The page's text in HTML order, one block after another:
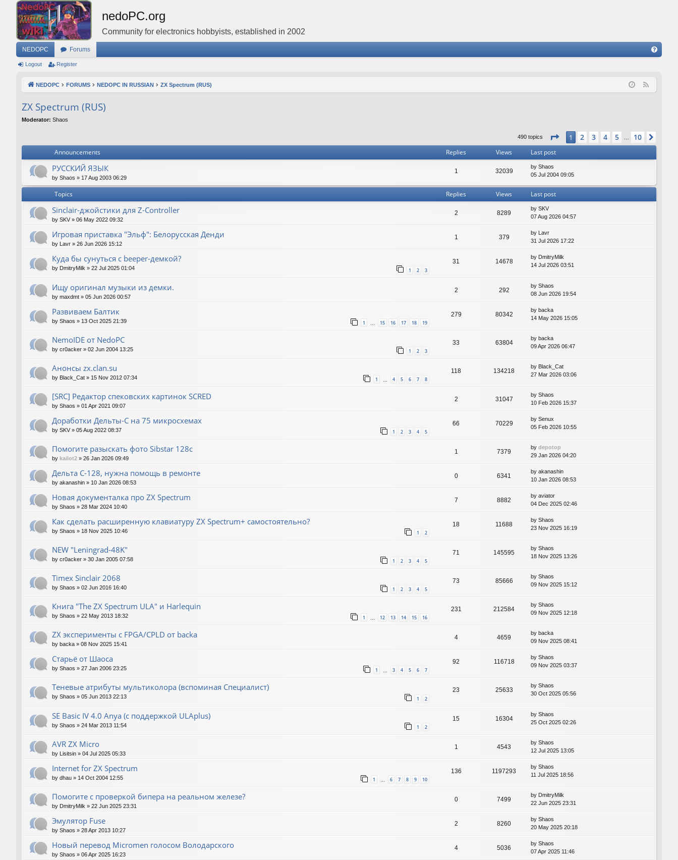
nedoPC.org
Community for electronics hobbyists, established in 2002
NEDOPC Forums
Q
Logout Register
NEDOPC FORUMS NEDOPC IN RUSSIAN ZX Spectrum (RUS)
ZX Spectrum (RUS)
Moderator: Shaos
490 topics Page 1of10
1 2 3 4 5 … 10
Announcements Replies Views Last post
РУССКИЙ ЯЗЫК
by Shaos » 17 Aug 2003 06:29
1 32039
by Shaos
05 Jul 2004 09:05
Topics Replies Views Last post
Sinclair-джойстики для Z-Controller
by SKV » 06 May 2022 09:32
2 8289
by SKV
07 Aug 2026 04:57
Игровая приставка "Эльф": Белорусская Денди
by Lavr » 26 Jun 2026 15:12
1 379
by Lavr
31 Jul 2026 17:22
Куда бы сунуться с beeper-демкой?
by DmitryMilk » 22 Jul 2025 01:04 1 2 3
31 14678
by DmitryMilk
14 Jul 2026 03:51
Ищу оригинал музыки из демки.
by maxdmt » 05 Jun 2026 00:57
2 292
by Shaos
08 Jun 2026 19:54
Развиваем Балтик
by Shaos » 13 Oct 2025 21:39 1 15 16 17 18 19
279 80342
by backa
14 May 2026 15:05
NemoIDE от NedoPC
by cr0acker » 02 Jun 2004 13:25 1 2 3
33 63804
by backa
09 Apr 2026 06:47
Анонсы zx.clan.su
by Black_Cat » 15 Nov 2012 07:34 1 4 5 6 7 8
118 134218
by Black_Cat
27 Mar 2026 03:06
[SRC] Редактор спековских картинок SCRED
by Shaos » 01 Apr 2021 09:07
2 31047
by Shaos
10 Feb 2026 15:37
Доработки Дельты-С на 75 микросхемах
by SKV » 05 Aug 2022 08:37 1 2 3 4 5
66 70229
by Senux
05 Feb 2026 10:55
Помогите разыскать фото Sibstar 128с
by kailot2 » 26 Jan 2026 09:49
1 7379
by depotop
29 Jan 2026 04:20
Дельта С-128, нужна помощь в ремонте
by akanashin » 10 Jan 2026 08:53
0 6341
by akanashin
10 Jan 2026 08:53
Новая документалка про ZX Spectrum
by Shaos » 28 Mar 2024 10:40
7 8882
by aviator
04 Dec 2025 02:46
Как сделать расширенную клавиатуру ZX Spectrum+ самостоятельно?
by Shaos » 18 Nov 2025 10:46 1 2
18 11688
by Shaos
23 Nov 2025 16:19
NEW "Leningrad-48K"
by cr0acker » 30 Jan 2005 07:58 1 2 3 4 5
71 145595
by Shaos
18 Nov 2025 13:26
Timex Sinclair 2068
by Shaos » 02 Jun 2016 16:40 1 2 3 4 5
73 85666
by Shaos
09 Nov 2025 15:12
Книга "The ZX Spectrum ULA" и Harlequin
by Shaos » 22 May 2013 18:32 1 … 12 13 14 15 16
231 212584
by Shaos
09 Nov 2025 12:18
ZX эксперименты с FPGA/CPLD от backa
by backa » 08 Nov 2025 15:41
4 4659
by backa
09 Nov 2025 08:41
Старьё от Шаоса
by Shaos » 27 Jan 2006 23:25 1 … 3 4 5 6 7
92 116718
by Shaos
09 Nov 2025 03:37
Теневые атрибуты мультиколора (вспоминая Специалист)
by Shaos » 05 Jun 2013 22:13 1 2
23 25633
by Shaos
30 Oct 2025 05:56
SE Basic IV 4.0 Anya (с поддержкой ULAplus)
by Shaos » 24 Mar 2013 11:54 1 2
15 16304
by Shaos
25 Oct 2025 02:26
AVR ZX Micro
by Lisitsin » 04 Jul 2025 05:33
1 4543
by Shaos
12 Jul 2025 13:05
Internet for ZX Spectrum
by dhau » 14 Oct 2004 12:55 1 6 7 8 9 10
136 1197293
by Shaos
11 Jul 2025 18:56
Помогите с проверкой бипера на реальном железе?
by DmitryMilk » 22 Jun 2025 23:31
0 7499
by DmitryMilk
22 Jun 2025 23:31
Эмулятор Fuse
by Shaos » 28 Apr 2013 10:27
2 8260
by Shaos
20 May 2025 20:18
Новый перевод Micromen голосом Володарского
by Shaos » 06 Apr 2025 16:23
4 5036
by Shaos
07 Apr 2025 11:46